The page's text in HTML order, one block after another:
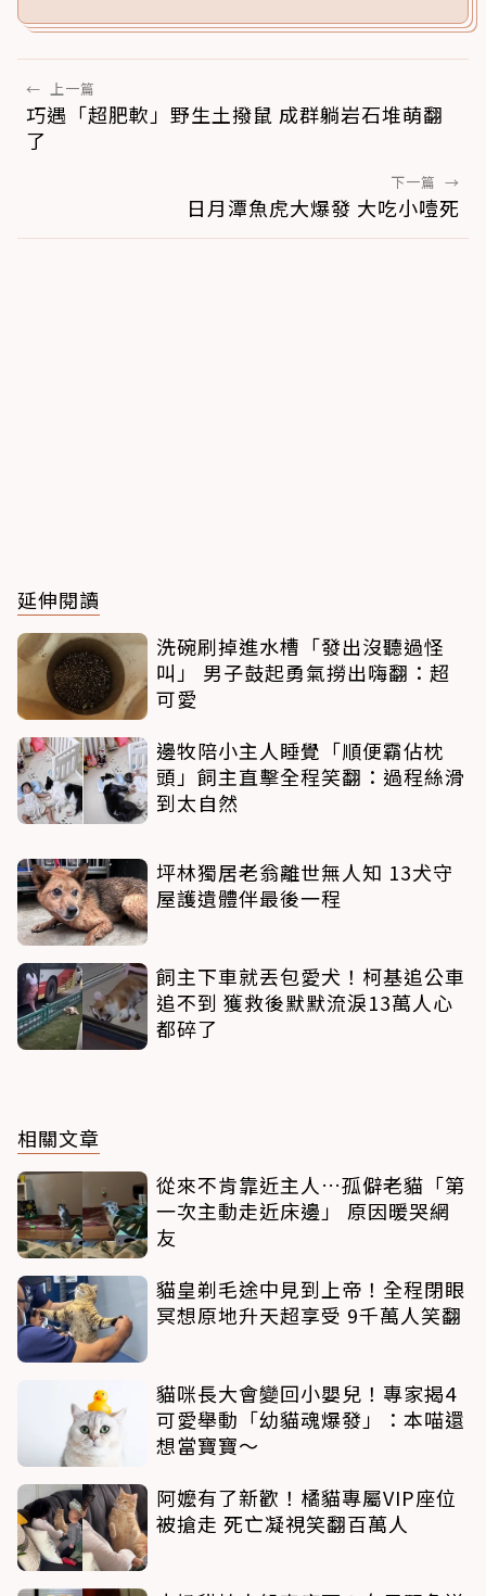
← 上一篇
巧遇「超肥軟」野生土撥鼠 成群躺岩石堆萌翻
了
下一篇 →
日月潭魚虎大爆發 大吃小噎死
延伸閱讀
洗碗刷掉進水槽「發出沒聽過怪
叫」 男子鼓起勇氣撈出嗨翻：超
可愛
邊牧陪小主人睡覺「順便霸佔枕
頭」飼主直擊全程笑翻：過程絲滑
到太自然
坪林獨居老翁離世無人知 13犬守
屋護遺體伴最後一程
飼主下車就丟包愛犬！柯基追公車
追不到 獲救後默默流淚13萬人心
都碎了
相關文章
從來不肯靠近主人…孤僻老貓「第
一次主動走近床邊」 原因暖哭網
友
貓皇剃毛途中見到上帝！全程閉眼
冥想原地升天超享受 9千萬人笑翻
貓咪長大會變回小嬰兒！專家揭4
可愛舉動「幼貓魂爆發」：本喵還
想當寶寶～
阿嬤有了新歡！橘貓專屬VIP座位
被搶走 死亡凝視笑翻百萬人